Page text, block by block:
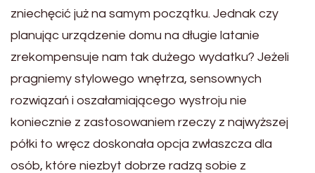
zniechęcić już na samym początku. Jednak czy
planując urządzenie domu na długie latanie
zrekompensuje nam tak dużego wydatku? Jeżeli
pragniemy stylowego wnętrza, sensownych
rozwiązań i oszałamiającego wystroju nie
koniecznie z zastosowaniem rzeczy z najwyższej
półki to wręcz doskonała opcja zwłaszcza dla
osób, które niezbyt dobrze radzą sobie z